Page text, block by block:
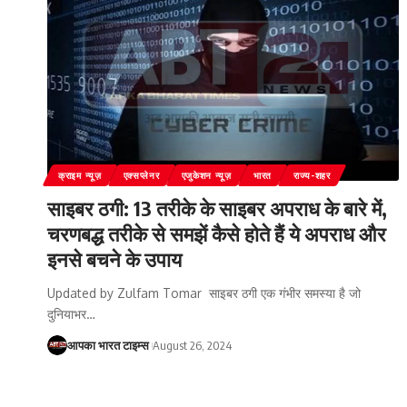
क्राइम न्यूज़ एक्सप्लेनर एजुकेशन न्यूज़ भारत राज्य-शहर
साइबर ठगी: 13 तरीके के साइबर अपराध के बारे में,
चरणबद्ध तरीके से समझें कैसे होते हैं ये अपराध और
इनसे बचने के उपाय
Updated by Zulfam Tomar साइबर ठगी एक गंभीर समस्या है जो
दुनियाभर…
आपका भारत टाइम्स August 26, 2024